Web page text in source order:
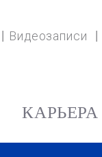
Видеозаписи
КАРЬЕРА